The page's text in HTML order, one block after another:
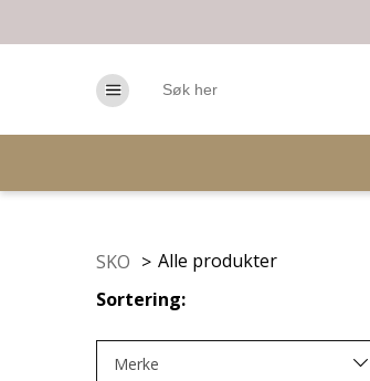
SKO > Alle produkter
Sortering:
Merke